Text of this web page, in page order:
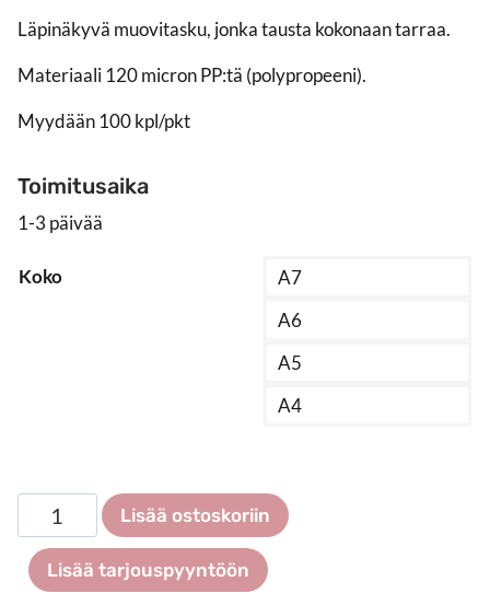
–
72,00 €
Läpinäkyvä muovitasku, jonka tausta kokonaan tarraa.
Materiaali 120 micron PP:tä (polypropeeni).
Myydään 100 kpl/pkt
Toimitusaika
1-3 päivää
Koko
A7
A6
A5
A4
Tarratasku,
pitkä
sivu
auki
Lisää ostoskoriin
Lisää tarjouspyyntöön